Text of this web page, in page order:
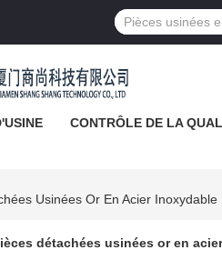
CONTRÔLE DE LA
Usinées Or En Acier Inoxydable
détachées usinées or en